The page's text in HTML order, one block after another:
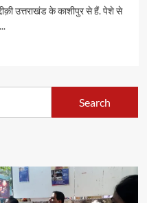
उत्तराखंड के काशीपुर से हैं. पेशे से